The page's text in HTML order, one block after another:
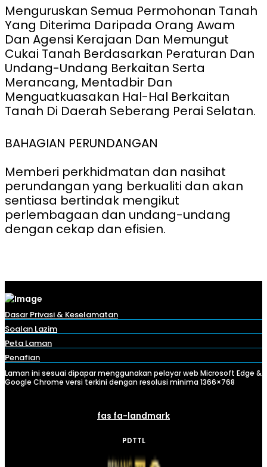
Menguruskan Semua Permohonan Tanah
Yang Diterima Daripada Orang Awam
Dan Agensi Kerajaan Dan Memungut
Cukai Tanah Berdasarkan Peraturan Dan
Undang-Undang Berkaitan Serta
Merancang, Mentadbir Dan
Menguatkuasakan Hal-Hal Berkaitan
Tanah Di Daerah Seberang Perai Selatan.
BAHAGIAN PERUNDANGAN
Memberi perkhidmatan dan nasihat
perundangan yang berkualiti dan akan
sentiasa bertindak mengikut
perlembagaan dan undang-undang
dengan cekap dan efisien.
Dasar Privasi & Keselamatan
Soalan Lazim
Peta Laman
Penafian
Laman ini sesuai dipapar menggunakan pelayar web Microsoft Edge &
Google Chrome versi terkini dengan resolusi minima 1366×768
fas fa-landmark
PDTTL